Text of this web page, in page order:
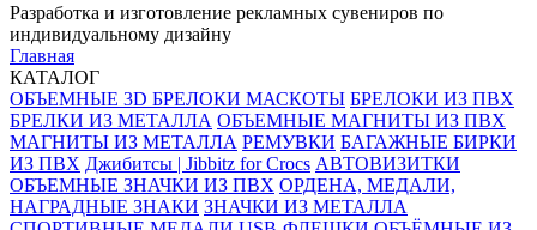
Разработка и изготовление рекламных сувениров по
индивидуальному дизайну
Главная
КАТАЛОГ
ОБЪЕМНЫЕ 3D БРЕЛОКИ МАСКОТЫ БРЕЛОКИ ИЗ ПВХ
БРЕЛКИ ИЗ МЕТАЛЛА ОБЪЕМНЫЕ МАГНИТЫ ИЗ ПВХ
МАГНИТЫ ИЗ МЕТАЛЛА РЕМУВКИ БАГАЖНЫЕ БИРКИ
ИЗ ПВХ Джибитсы | Jibbitz for Crocs АВТОВИЗИТКИ
ОБЪЕМНЫЕ ЗНАЧКИ ИЗ ПВХ ОРДЕНА, МЕДАЛИ,
НАГРАДНЫЕ ЗНАКИ ЗНАЧКИ ИЗ МЕТАЛЛА